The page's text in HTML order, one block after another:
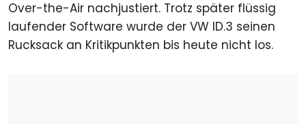
Over-the-Air nachjustiert. Trotz später flüssig
laufender Software wurde der VW ID.3 seinen
Rucksack an Kritikpunkten bis heute nicht los.